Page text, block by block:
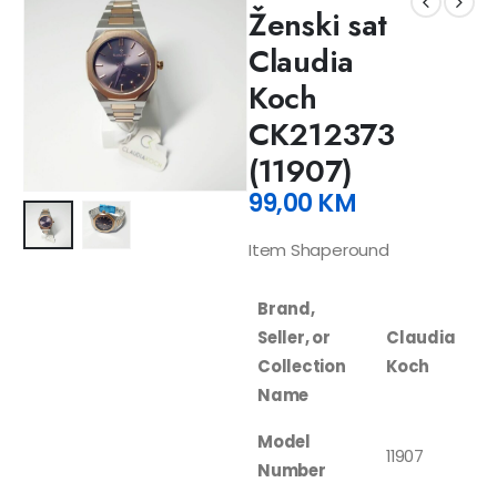
Ženski sat
Claudia
Koch
CK212373
(11907)
99,00 KM
Item Shaperound
Brand,
Seller, or
Collection
Name
Claudia
Koch
Model
Number
11907